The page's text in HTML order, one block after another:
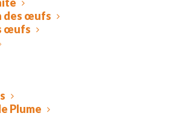
des œufs
œufs
Plume
CONTRE